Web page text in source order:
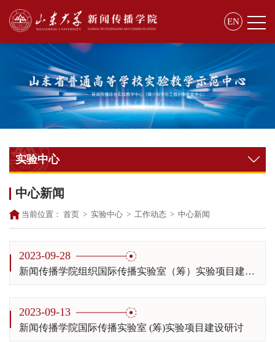
EN
实验中心
中心新闻
当前位置： 首页 > 实验中心 > 工作动态 > 中心新闻
2023-09-28
新闻传播学院组织国际传播实验室（筹）实验项目建设研讨
2023-09-13
新闻传播学院国际传播实验室 (筹)实验项目建设研讨